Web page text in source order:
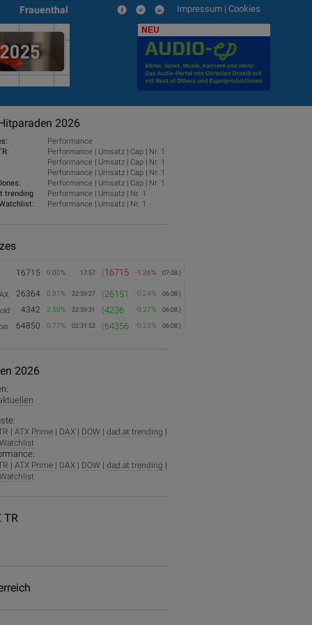
Frauenthal Impressum | Cookies
NEU
2026
Performance
Performance | Umsatz |Cap | Nr. 1
Performance | Umsatz |Cap | Nr. 1
Performance | Umsatz |Cap | Nr. 1
Performance | Umsatz |Cap | Nr. 1
trending
Performance | Umsatz | Nr. 1
Performance | Umsatz | Nr. 1
16715 0.00% 17:57 (16715 -1.36% 07.08.)
26364 0.81% 22:59:27 (26151 -0.24% 06.08.)
4342 2.50% 22:59:31 (4236 -0.27% 06.08.)
64850 0.77% 02:31:52 (64356 -0.23% 06.08.)
2026
|ATX Prime | DAX | DOW |dad.at trending |
|ATX Prime | DAX | DOW |dad.at trending |
TR